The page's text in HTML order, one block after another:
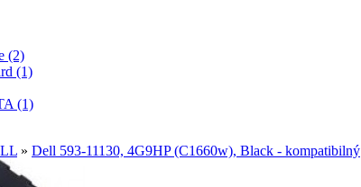
(2)
(1)
(1)
» Dell 593-11130, 4G9HP (C1660w), Black - kompatibilný